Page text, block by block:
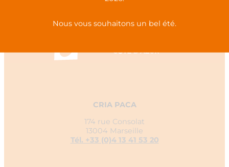
CRIA PACA
174 rue Consolat
13004 Marseille
Tél. +33 (0)4 13 41 53 20
Nous vous souhaitons un bel été.